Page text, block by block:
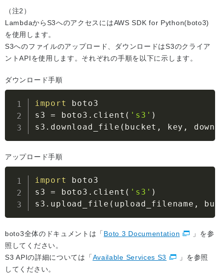
（注2）
LambdaからS3へのアクセスにはAWS SDK for Python(boto3)
を使用します。
S3へのファイルのアップロード、ダウンロードはS3のクライア
ントAPIを使用します。それぞれの手順を以下に示します。
ダウンロード手順
import
boto3
s3 = boto3.client ( 's3' )
s3.download_file ( bucket, key,
アップロード手順
import
boto3
s3 = boto3.client ( 's3' )
s3.upload_file ( upload_filename,
boto3全体のドキュメントは「 Boto 3 Documentation
」を参
照してください。
S3 APIの詳細については「Available Services S3
」を参照
してください。